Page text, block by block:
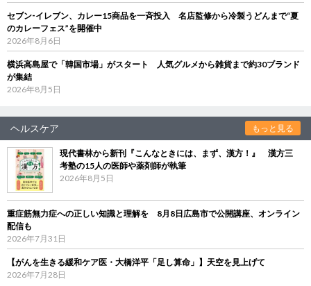
セブン‐イレブン、カレー15商品を一斉投入 名店監修から冷製うどんまで“夏
のカレーフェス”を開催中
2026年8月6日
横浜高島屋で「韓国市場」がスタート 人気グルメから雑貨まで約30ブランド
が集結
2026年8月5日
ヘルスケア もっと見る
現代書林から新刊『こんなときには、まず、漢方！』 漢方三
考塾の15人の医師や薬剤師が執筆
2026年8月5日
重症筋無力症への正しい知識と理解を 8月8日広島市で公開講座、オンライン
配信も
2026年7月31日
【がんを生きる緩和ケア医・大橋洋平「足し算命」】天空を見上げて
2026年7月28日